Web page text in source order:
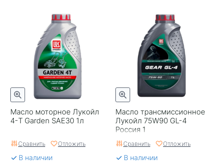
Масло моторное Лукойл
4-T Garden SAE30 1л
Сравнить Отложить
В наличии
Масло трансмиссионное
Лукойл 75W90 GL-4
Россия 1
Сравнить Отложить
В наличии